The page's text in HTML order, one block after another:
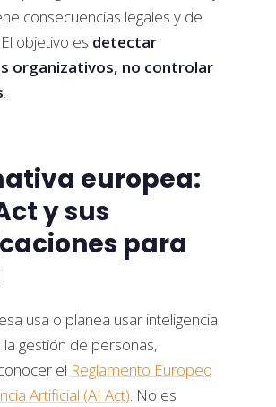
consecuencias legales y de
objetivo es detectar
organizativos, no controlar
.
europea:
y sus
para
usa o planea usar inteligencia
la gestión de personas,
el Reglamento Europeo
Artificial (AI Act). No es